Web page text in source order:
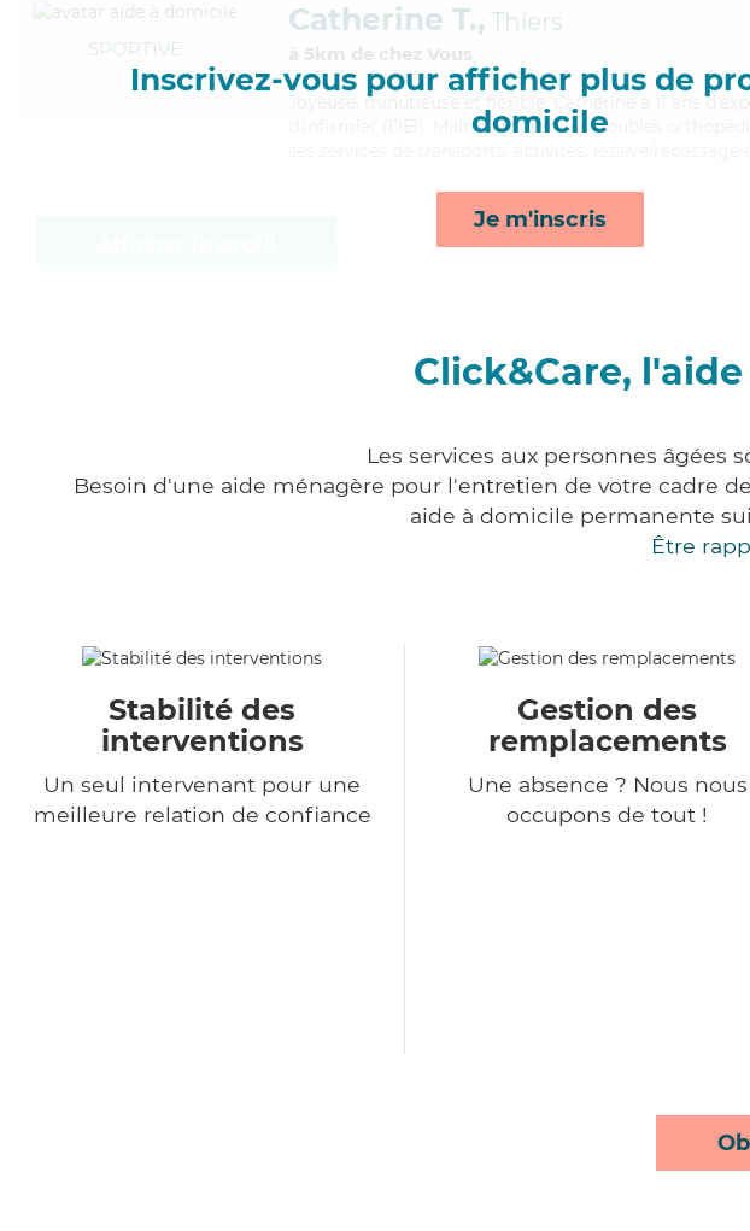
Inscrivez-vous pour afficher plus de
domicile
Je m'inscris
SPORTIVE
Catherine T., Thiers
à 5km de chez Vous
, minutieuse et flexible, Catherine a 11 ans
d'infirmier (DEI). Maitrisant bien les troubles
Click&Care,
Les services aux personnes âgées
Besoin d'une aide ménagère pour l'entretien de votre cadre
aide à domicile permanente
Être
Stabilité des
interventions
Un seul intervenant pour une
meilleure relation de confiance
Gestion des
remplacements
Une absence ? Nous nous
occupons de tout !